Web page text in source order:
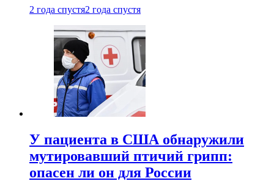
2 года спустя2 года спустя
У пациента в США обнаружили
мутировавший птичий грипп:
опасен ли он для России